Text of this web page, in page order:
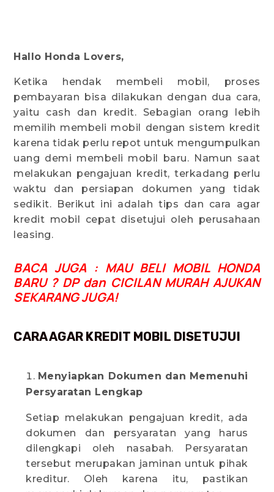
Hallo Honda Lovers,
Ketika hendak membeli mobil, proses
pembayaran bisa dilakukan dengan dua cara,
yaitu cash dan kredit. Sebagian orang lebih
memilih membeli mobil dengan sistem kredit
karena tidak perlu repot untuk mengumpulkan
uang demi membeli mobil baru. Namun saat
melakukan pengajuan kredit, terkadang perlu
waktu dan persiapan dokumen yang tidak
sedikit. Berikut ini adalah tips dan cara agar
kredit mobil cepat disetujui oleh perusahaan
leasing.
BACA JUGA : MAU BELI MOBIL HONDA
BARU ? DP dan CICILAN MURAH AJUKAN
SEKARANG JUGA!
CARA AGAR KREDIT MOBIL DISETUJUI
Menyiapkan Dokumen dan Memenuhi
Persyaratan Lengkap
Setiap melakukan pengajuan kredit, ada
dokumen dan persyaratan yang harus
dilengkapi oleh nasabah. Persyaratan
tersebut merupakan jaminan untuk pihak
kreditur. Oleh karena itu, pastikan